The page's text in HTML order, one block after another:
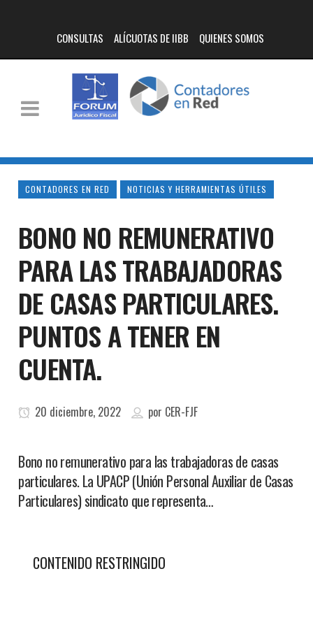
CONSULTAS ALÍCUOTAS DE IIBB QUIENES SOMOS
CONTADORES EN RED NOTICIAS Y HERRAMIENTAS ÚTILES
BONO NO REMUNERATIVO
PARA LAS TRABAJADORAS
DE CASAS PARTICULARES.
PUNTOS A TENER EN
CUENTA.
20 diciembre, 2022 por CER-FJF
Bono no remunerativo para las trabajadoras de casas
particulares. La UPACP (Unión Personal Auxiliar de Casas
Particulares) sindicato que representa…
CONTENIDO RESTRINGIDO